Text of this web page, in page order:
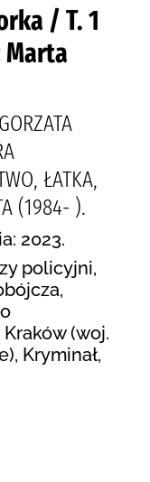
/ T. 1
Marta
ŁATKA,
(1984- ).
2023.
policyjni,
(woj.
Kryminał,